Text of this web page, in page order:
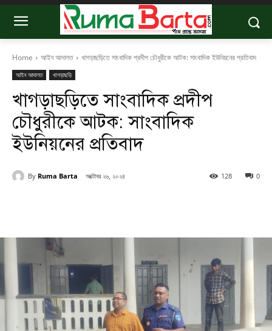
Home আইন আদালত খাগড়াছড়িতে সাংবাদিক প্রদীপ চৌধুরীকে আটক: সাংবাদিক ইউনিয়নের প্রতিবাদ
আইন আদালত খাগড়াছড়ি
খাগড়াছড়িতে সাংবাদিক প্রদীপ
চৌধুরীকে আটক: সাংবাদিক
ইউনিয়নের প্রতিবাদ
By Ruma Barta অক্টোবর ২৬, ২০২৪ 0
128